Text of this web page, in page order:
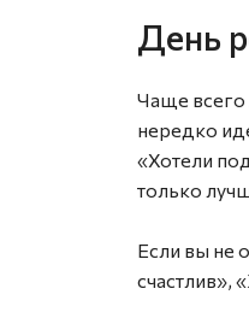
День
Чаще всего
нередко
«Хотели
только
Если вы не
счастлив»,